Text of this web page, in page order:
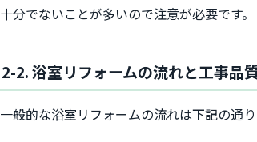
十分でないことが多いので注意が必要です。
2-2. 浴室リフォームの流れと工事品
一般的な浴室リフォームの流れは下記の通